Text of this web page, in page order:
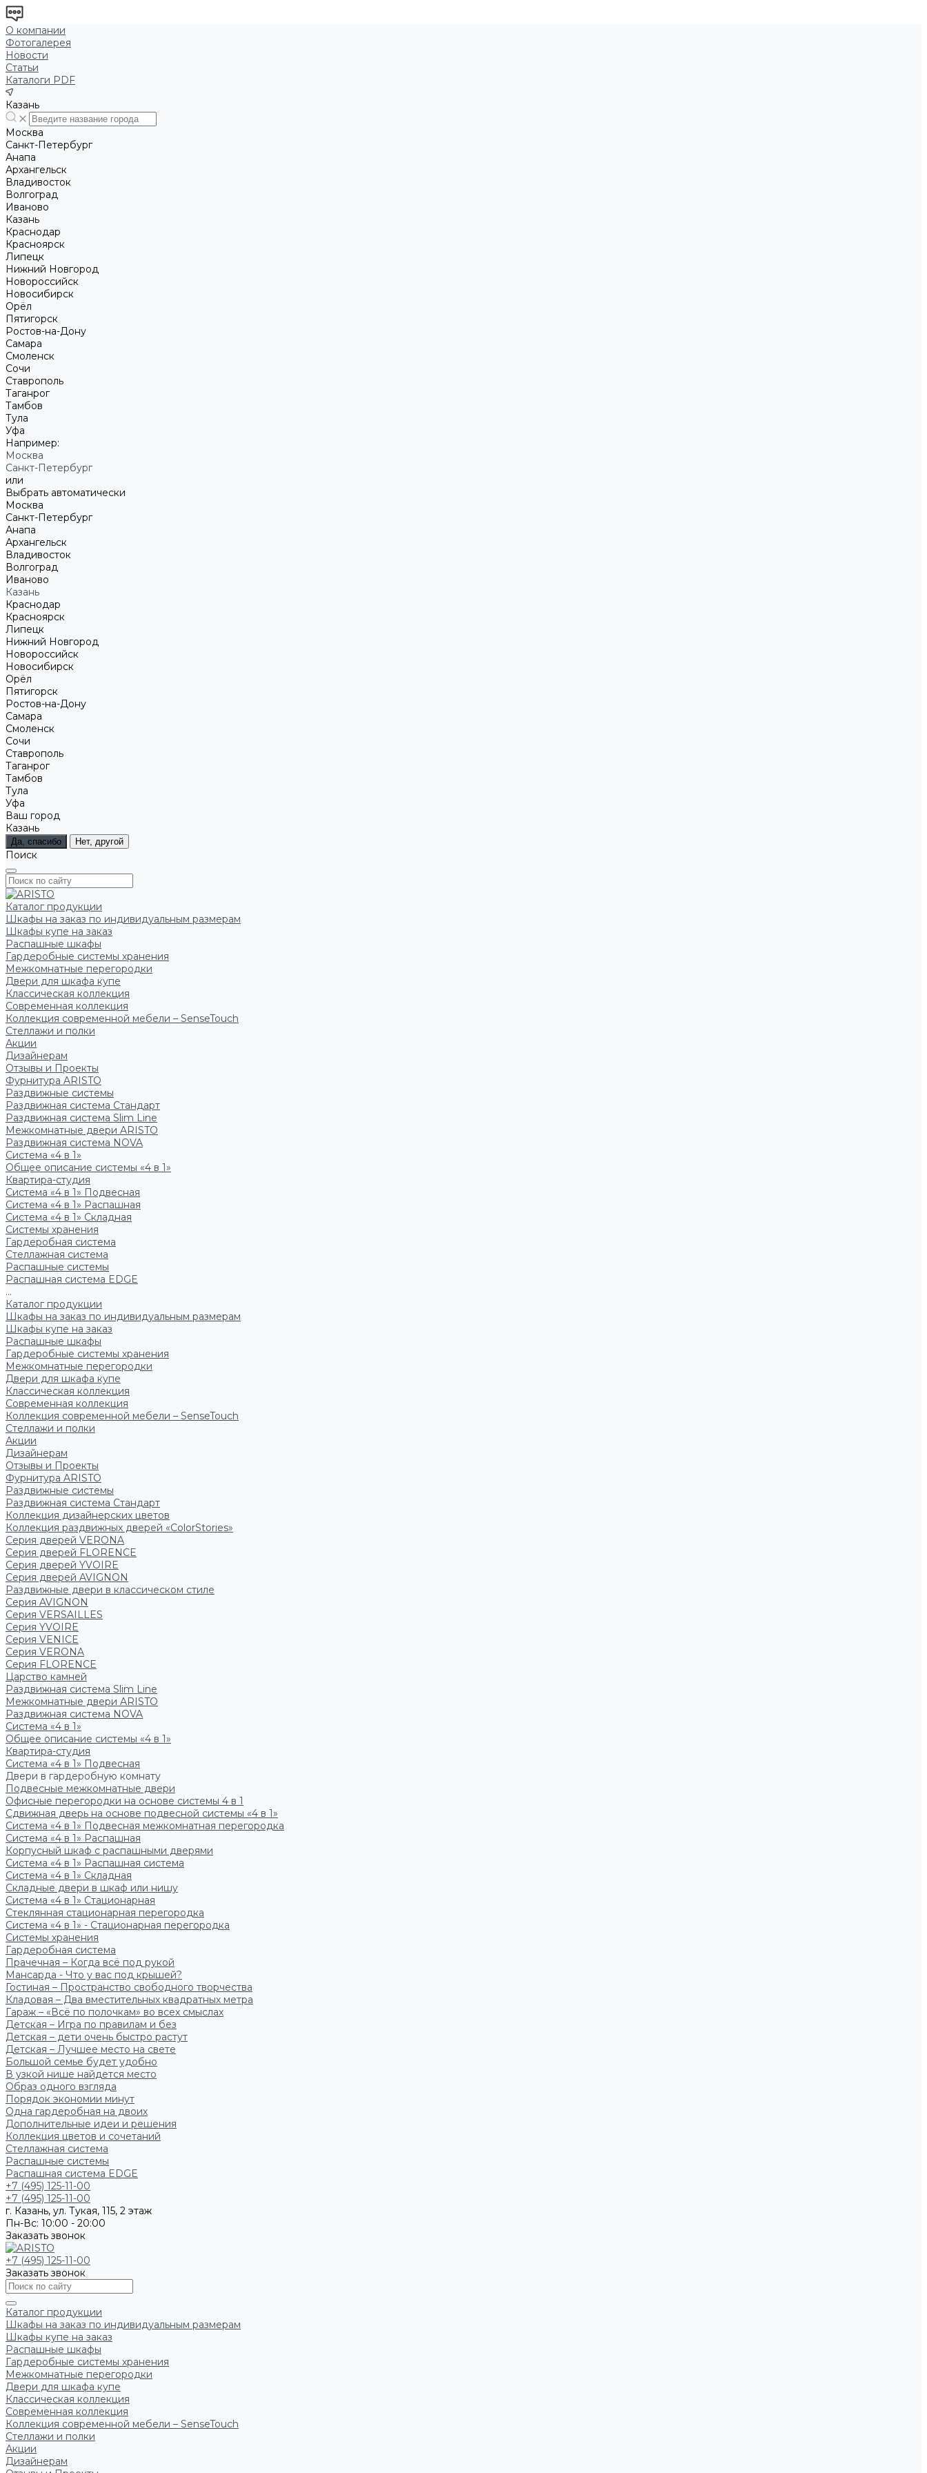
О компании
Фотогалерея
Новости
Статьи
Каталоги PDF
Казань
Москва
Санкт-Петербург
Анапа
Архангельск
Владивосток
Волгоград
Иваново
Казань
Краснодар
Красноярск
Липецк
Нижний Новгород
Новороссийск
Новосибирск
Орёл
Пятигорск
Ростов-на-Дону
Самара
Смоленск
Сочи
Ставрополь
Таганрог
Тамбов
Тула
Уфа
Например:
Москва
Санкт-Петербург
или
Выбрать автоматически
Москва
Санкт-Петербург
Анапа
Архангельск
Владивосток
Волгоград
Иваново
Казань
Краснодар
Красноярск
Липецк
Нижний Новгород
Новороссийск
Новосибирск
Орёл
Пятигорск
Ростов-на-Дону
Самара
Смоленск
Сочи
Ставрополь
Таганрог
Тамбов
Тула
Уфа
Ваш город
Казань
Да, спасибо Нет, другой
Поиск
Каталог продукции
Шкафы на заказ по индивидуальным размерам
Шкафы купе на заказ
Распашные шкафы
Гардеробные системы хранения
Межкомнатные перегородки
Двери для шкафа купе
Классическая коллекция
Современная коллекция
Коллекция современной мебели – SenseTouch
Стеллажи и полки
Акции
Дизайнерам
Отзывы и Проекты
Фурнитура ARISTO
Раздвижные системы
Раздвижная система Стандарт
Раздвижная система Slim Line
Межкомнатные двери ARISTO
Раздвижная система NOVA
Система «4 в 1»
Общее описание системы «4 в 1»
Квартира-студия
Система «4 в 1» Подвесная
Система «4 в 1» Распашная
Система «4 в 1» Складная
Системы хранения
Гардеробная система
Стеллажная система
Распашные системы
Распашная система EDGE
...
Каталог продукции
Шкафы на заказ по индивидуальным размерам
Шкафы купе на заказ
Распашные шкафы
Гардеробные системы хранения
Межкомнатные перегородки
Двери для шкафа купе
Классическая коллекция
Современная коллекция
Коллекция современной мебели – SenseTouch
Стеллажи и полки
Акции
Дизайнерам
Отзывы и Проекты
Фурнитура ARISTO
Раздвижные системы
Раздвижная система Стандарт
Коллекция дизайнерских цветов
Коллекция раздвижных дверей «ColorStories»
Серия дверей VERONA
Серия дверей FLORENCE
Серия дверей YVOIRE
Серия дверей AVIGNON
Раздвижные двери в классическом стиле
Серия AVIGNON
Серия VERSAILLES
Серия YVOIRE
Серия VENICE
Серия VERONA
Серия FLORENCE
Царство камней
Раздвижная система Slim Line
Межкомнатные двери ARISTO
Раздвижная система NOVA
Система «4 в 1»
Общее описание системы «4 в 1»
Квартира-студия
Система «4 в 1» Подвесная
Двери в гардеробную комнату
Подвесные межкомнатные двери
Офисные перегородки на основе системы 4 в 1
Сдвижная дверь на основе подвесной системы «4 в 1»
Система «4 в 1» Подвесная межкомнатная перегородка
Система «4 в 1» Распашная
Корпусный шкаф с распашными дверями
Система «4 в 1» Распашная система
Система «4 в 1» Складная
Складные двери в шкаф или нишу
Система «4 в 1» Стационарная
Стеклянная стационарная перегородка
Система «4 в 1» - Стационарная перегородка
Системы хранения
Гардеробная система
Прачечная – Когда всё под рукой
Мансарда - Что у вас под крышей?
Гостиная – Пространство свободного творчества
Кладовая – Два вместительных квадратных метра
Гараж – «Всё по полочкам» во всех смыслах
Детская – Игра по правилам и без
Детская – дети очень быстро растут
Детская – Лучшее место на свете
Большой семье будет удобно
В узкой нише найдется место
Образ одного взгляда
Порядок экономии минут
Одна гардеробная на двоих
Дополнительные идеи и решения
Коллекция цветов и сочетаний
Стеллажная система
Распашные системы
Распашная система EDGE
+7 (495) 125-11-00
+7 (495) 125-11-00
г. Казань, ул. Тукая, 115, 2 этаж
Пн-Вс: 10:00 - 20:00
Заказать звонок
+7 (495) 125-11-00
Заказать звонок
Каталог продукции
Шкафы на заказ по индивидуальным размерам
Шкафы купе на заказ
Распашные шкафы
Гардеробные системы хранения
Межкомнатные перегородки
Двери для шкафа купе
Классическая коллекция
Современная коллекция
Коллекция современной мебели – SenseTouch
Стеллажи и полки
Акции
Дизайнерам